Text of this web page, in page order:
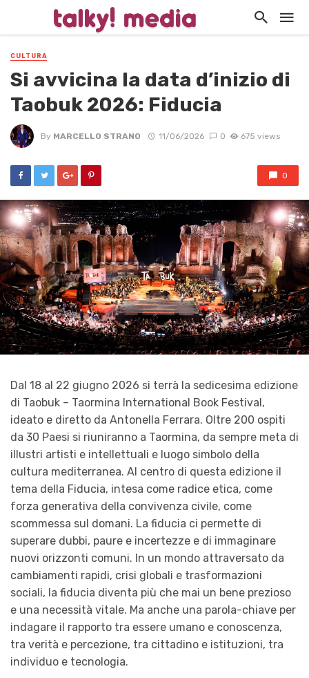
CULTURA
Si avvicina la data d’inizio di
Taobuk 2026: Fiducia
By MARCELLO STRANO 11/06/2026 0 675 views
0
Dal 18 al 22 giugno 2026 si terrà la sedicesima edizione
di Taobuk – Taormina International Book Festival,
ideato e diretto da Antonella Ferrara. Oltre 200 ospiti
da 30 Paesi si riuniranno a Taormina, da sempre meta di
illustri artisti e intellettuali e luogo simbolo della
cultura mediterranea. Al centro di questa edizione il
tema della Fiducia, intesa come radice etica, come
forza generativa della convivenza civile, come
scommessa sul domani. La fiducia ci permette di
superare dubbi, paure e incertezze e di immaginare
nuovi orizzonti comuni. In un mondo attraversato da
cambiamenti rapidi, crisi globali e trasformazioni
sociali, la fiducia diventa più che mai un bene prezioso
e una necessità vitale. Ma anche una parola-chiave per
indagare il rapporto tra essere umano e conoscenza,
tra verità e percezione, tra cittadino e istituzioni, tra
individuo e tecnologia.